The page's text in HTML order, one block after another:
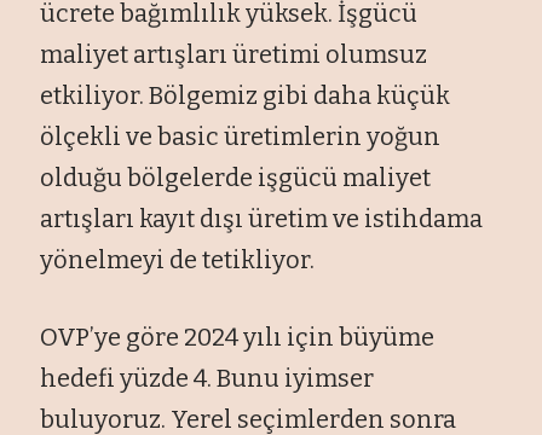
ücrete bağımlılık yüksek. İşgücü
maliyet artışları üretimi olumsuz
etkiliyor. Bölgemiz gibi daha küçük
ölçekli ve basic üretimlerin yoğun
olduğu bölgelerde işgücü maliyet
artışları kayıt dışı üretim ve istihdama
yönelmeyi de tetikliyor.
OVP’ye göre 2024 yılı için büyüme
hedefi yüzde 4. Bunu iyimser
buluyoruz. Yerel seçimlerden sonra